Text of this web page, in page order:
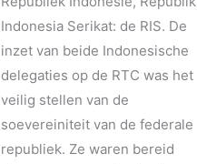
Indonesia Serikat: de RIS. De
inzet van beide Indonesische
delegaties op de RTC was het
veilig stellen van de
soevereiniteit van de federale
republiek. Ze waren bereid